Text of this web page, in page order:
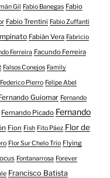
Gil Fabio Banegas Fabio
Fabio Trentini Fabio Zuffanti
Fabián Vera Fabricio
Ferreira Facundo Ferreira
Falsos Conejos Family
Federico Pierro Felipe Abel
Guiomar Fernando
Fernando Picado Fernando
Fion Fish Fito Páez Flor de
Flor Sur Chelo Trío Flying
Fontanarrosa Forever
Francisco Batista